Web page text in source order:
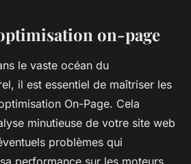
on-page
le vaste océan du
il est essentiel de maîtriser les
On-Page. Cela
minutieuse de votre site web
problèmes qui
performance sur les moteurs